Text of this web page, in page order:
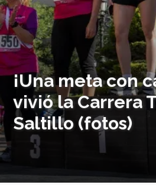
¡Una meta con
vivió la Carrera
Saltillo (fotos)